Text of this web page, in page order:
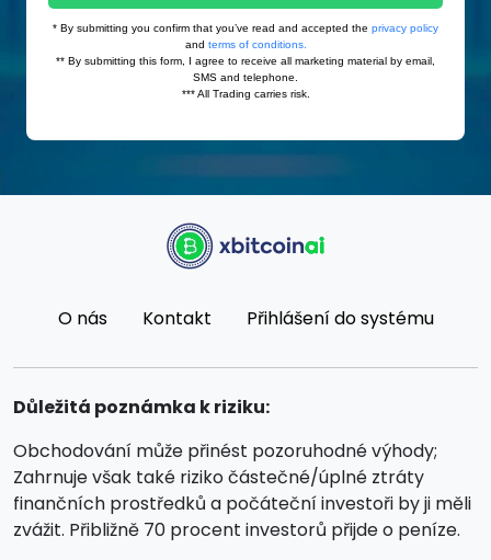
O nás Kontakt Přihlášení do systému
Důležitá poznámka k riziku:
Obchodování může přinést pozoruhodné výhody;
Zahrnuje však také riziko částečné/úplné ztráty
finančních prostředků a počáteční investoři by ji měli
zvážit. Přibližně 70 procent investorů přijde o peníze.